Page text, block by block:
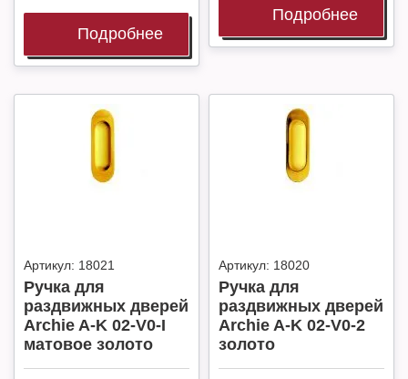
Подробнее
Подробнее
Артикул: 18021
Ручка для
раздвижных дверей
Archie A-K 02-V0-I
матовое золото
Артикул: 18020
Ручка для
раздвижных дверей
Archie A-K 02-V0-2
золото